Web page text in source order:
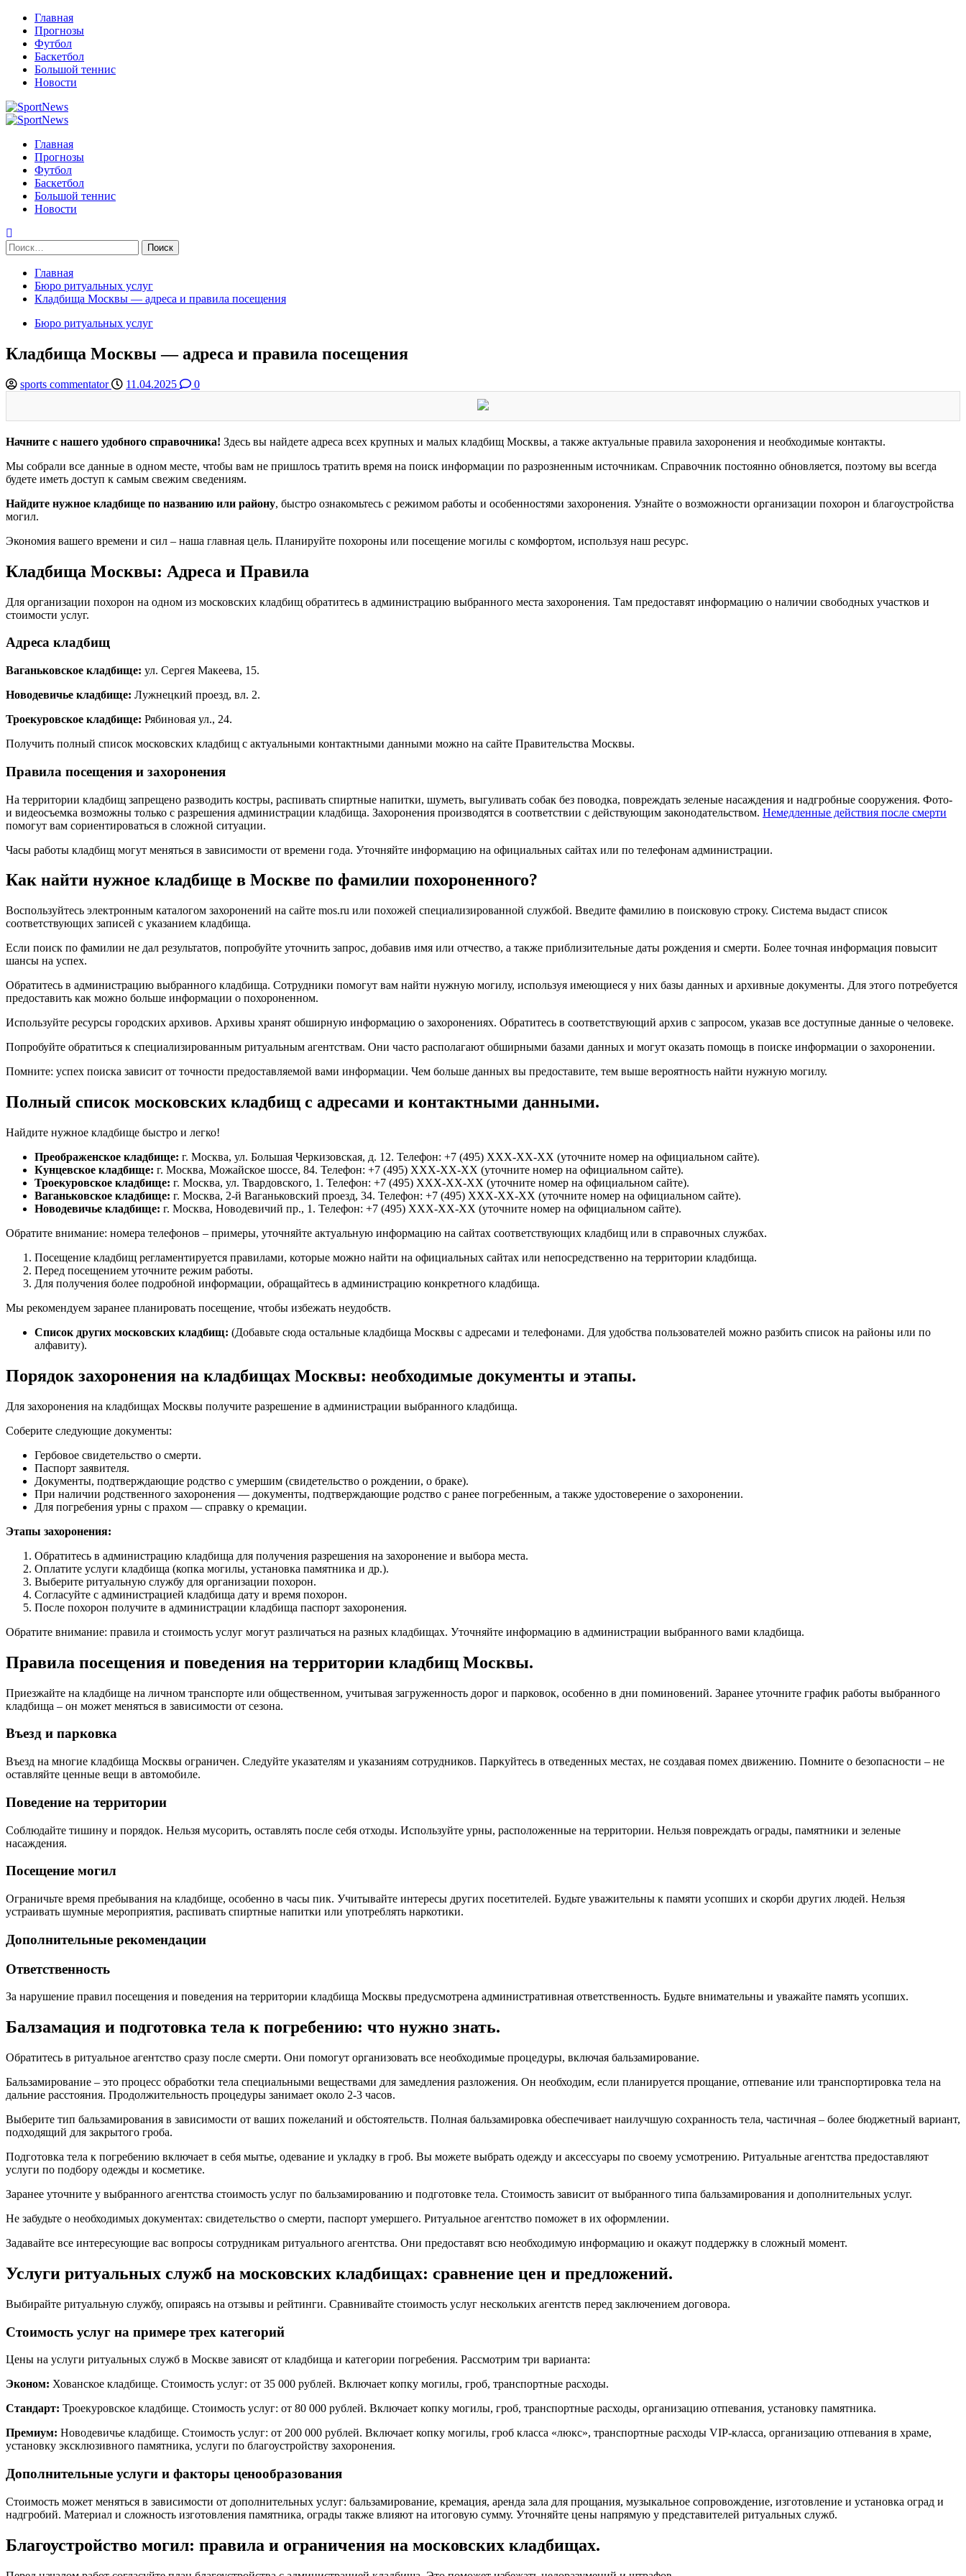
Перейти
содержимому
Главная
Прогнозы
Футбол
Баскетбол
Большой теннис
Новости
Primary
Главная
Прогнозы
Футбол
Баскетбол
Большой теннис
Новости
Найти:
Главная
Бюро ритуальных услуг
Кладбища Москвы — адреса и правила посещения
Бюро ритуальных услуг
Кладбища Москвы — адреса и правила посещения
sports commentator 11.04.2025 0
Начните с нашего удобного справочника! Здесь вы найдете адреса всех крупных и малых кладбищ Москвы, а также актуальные правила захоронения и необходимые контакты.
Мы собрали все данные в одном месте, чтобы вам не пришлось тратить время на поиск информации по разрозненным источникам. Справочник постоянно обновляется, поэтому вы всегда
будете иметь доступ к самым свежим сведениям.
Найдите нужное кладбище по названию или району, быстро ознакомьтесь с режимом работы и особенностями захоронения. Узнайте о возможности организации похорон и благоустройства
могил.
Экономия вашего времени и сил – наша главная цель. Планируйте похороны или посещение могилы с комфортом, используя наш ресурс.
Кладбища Москвы: Адреса и Правила
Для организации похорон на одном из московских кладбищ обратитесь в администрацию выбранного места захоронения. Там предоставят информацию о наличии свободных участков и
стоимости услуг.
Адреса кладбищ
Ваганьковское кладбище: ул. Сергея Макеева, 15.
Новодевичье кладбище: Лужнецкий проезд, вл. 2.
Троекуровское кладбище: Рябиновая ул., 24.
Получить полный список московских кладбищ с актуальными контактными данными можно на сайте Правительства Москвы.
Правила посещения и захоронения
На территории кладбищ запрещено разводить костры, распивать спиртные напитки, шуметь, выгуливать собак без поводка, повреждать зеленые насаждения и надгробные сооружения. Фото-
и видеосъемка возможны только с разрешения администрации кладбища. Захоронения производятся в соответствии с действующим законодательством. Немедленные действия после смерти
помогут вам сориентироваться в сложной ситуации.
Часы работы кладбищ могут меняться в зависимости от времени года. Уточняйте информацию на официальных сайтах или по телефонам администрации.
Как найти нужное кладбище в Москве по фамилии похороненного?
Воспользуйтесь электронным каталогом захоронений на сайте mos.ru или похожей специализированной службой. Введите фамилию в поисковую строку. Система выдаст список
соответствующих записей с указанием кладбища.
Если поиск по фамилии не дал результатов, попробуйте уточнить запрос, добавив имя или отчество, а также приблизительные даты рождения и смерти. Более точная информация повысит
шансы на успех.
Обратитесь в администрацию выбранного кладбища. Сотрудники помогут вам найти нужную могилу, используя имеющиеся у них базы данных и архивные документы. Для этого потребуется
предоставить как можно больше информации о похороненном.
Используйте ресурсы городских архивов. Архивы хранят обширную информацию о захоронениях. Обратитесь в соответствующий архив с запросом, указав все доступные данные о человеке.
Попробуйте обратиться к специализированным ритуальным агентствам. Они часто располагают обширными базами данных и могут оказать помощь в поиске информации о захоронении.
Помните: успех поиска зависит от точности предоставляемой вами информации. Чем больше данных вы предоставите, тем выше вероятность найти нужную могилу.
Полный список московских кладбищ с адресами и контактными данными.
Найдите нужное кладбище быстро и легко!
Преображенское кладбище: г. Москва, ул. Большая Черкизовская, д. 12. Телефон: +7 (495) XXX-XX-XX (уточните номер на официальном сайте).
Кунцевское кладбище: г. Москва, Можайское шоссе, 84. Телефон: +7 (495) XXX-XX-XX (уточните номер на официальном сайте).
Троекуровское кладбище: г. Москва, ул. Твардовского, 1. Телефон: +7 (495) XXX-XX-XX (уточните номер на официальном сайте).
Ваганьковское кладбище: г. Москва, 2-й Ваганьковский проезд, 34. Телефон: +7 (495) XXX-XX-XX (уточните номер на официальном сайте).
Новодевичье кладбище: г. Москва, Новодевичий пр., 1. Телефон: +7 (495) XXX-XX-XX (уточните номер на официальном сайте).
Обратите внимание: номера телефонов – примеры, уточняйте актуальную информацию на сайтах соответствующих кладбищ или в справочных службах.
Посещение кладбищ регламентируется правилами, которые можно найти на официальных сайтах или непосредственно на территории кладбища.
Перед посещением уточните режим работы.
Для получения более подробной информации, обращайтесь в администрацию конкретного кладбища.
Мы рекомендуем заранее планировать посещение, чтобы избежать неудобств.
Список других московских кладбищ: (Добавьте сюда остальные кладбища Москвы с адресами и телефонами. Для удобства пользователей можно разбить список на районы или по
алфавиту).
Порядок захоронения на кладбищах Москвы: необходимые документы и этапы.
Для захоронения на кладбищах Москвы получите разрешение в администрации выбранного кладбища.
Соберите следующие документы:
Гербовое свидетельство о смерти.
Паспорт заявителя.
Документы, подтверждающие родство с умершим (свидетельство о рождении, о браке).
При наличии родственного захоронения — документы, подтверждающие родство с ранее погребенным, а также удостоверение о захоронении.
Для погребения урны с прахом — справку о кремации.
Этапы захоронения:
Обратитесь в администрацию кладбища для получения разрешения на захоронение и выбора места.
Оплатите услуги кладбища (копка могилы, установка памятника и др.).
Выберите ритуальную службу для организации похорон.
Согласуйте с администрацией кладбища дату и время похорон.
После похорон получите в администрации кладбища паспорт захоронения.
Обратите внимание: правила и стоимость услуг могут различаться на разных кладбищах. Уточняйте информацию в администрации выбранного вами кладбища.
Правила посещения и поведения на территории кладбищ Москвы.
Приезжайте на кладбище на личном транспорте или общественном, учитывая загруженность дорог и парковок, особенно в дни поминовений. Заранее уточните график работы выбранного
кладбища – он может меняться в зависимости от сезона.
Въезд и парковка
Въезд на многие кладбища Москвы ограничен. Следуйте указателям и указаниям сотрудников. Паркуйтесь в отведенных местах, не создавая помех движению. Помните о безопасности – не
оставляйте ценные вещи в автомобиле.
Поведение на территории
Соблюдайте тишину и порядок. Нельзя мусорить, оставлять после себя отходы. Используйте урны, расположенные на территории. Нельзя повреждать ограды, памятники и зеленые
насаждения.
Посещение могил
Ограничьте время пребывания на кладбище, особенно в часы пик. Учитывайте интересы других посетителей. Будьте уважительны к памяти усопших и скорби других людей. Нельзя
устраивать шумные мероприятия, распивать спиртные напитки или употреблять наркотики.
Дополнительные рекомендации
Ответственность
За нарушение правил посещения и поведения на территории кладбища Москвы предусмотрена административная ответственность. Будьте внимательны и уважайте память усопших.
Балзамация и подготовка тела к погребению: что нужно знать.
Обратитесь в ритуальное агентство сразу после смерти. Они помогут организовать все необходимые процедуры, включая бальзамирование.
Бальзамирование – это процесс обработки тела специальными веществами для замедления разложения. Он необходим, если планируется прощание, отпевание или транспортировка тела на
дальние расстояния. Продолжительность процедуры занимает около 2-3 часов.
Выберите тип бальзамирования в зависимости от ваших пожеланий и обстоятельств. Полная бальзамировка обеспечивает наилучшую сохранность тела, частичная – более бюджетный вариант,
подходящий для закрытого гроба.
Подготовка тела к погребению включает в себя мытье, одевание и укладку в гроб. Вы можете выбрать одежду и аксессуары по своему усмотрению. Ритуальные агентства предоставляют
услуги по подбору одежды и косметике.
Заранее уточните у выбранного агентства стоимость услуг по бальзамированию и подготовке тела. Стоимость зависит от выбранного типа бальзамирования и дополнительных услуг.
Не забудьте о необходимых документах: свидетельство о смерти, паспорт умершего. Ритуальное агентство поможет в их оформлении.
Задавайте все интересующие вас вопросы сотрудникам ритуального агентства. Они предоставят всю необходимую информацию и окажут поддержку в сложный момент.
Услуги ритуальных служб на московских кладбищах: сравнение цен и предложений.
Выбирайте ритуальную службу, опираясь на отзывы и рейтинги. Сравнивайте стоимость услуг нескольких агентств перед заключением договора.
Стоимость услуг на примере трех категорий
Цены на услуги ритуальных служб в Москве зависят от кладбища и категории погребения. Рассмотрим три варианта:
Эконом: Хованское кладбище. Стоимость услуг: от 35 000 рублей. Включает копку могилы, гроб, транспортные расходы.
Стандарт: Троекуровское кладбище. Стоимость услуг: от 80 000 рублей. Включает копку могилы, гроб, транспортные расходы, организацию отпевания, установку памятника.
Премиум: Новодевичье кладбище. Стоимость услуг: от 200 000 рублей. Включает копку могилы, гроб класса «люкс», транспортные расходы VIP-класса, организацию отпевания в храме,
установку эксклюзивного памятника, услуги по благоустройству захоронения.
Дополнительные услуги и факторы ценообразования
Стоимость может меняться в зависимости от дополнительных услуг: бальзамирование, кремация, аренда зала для прощания, музыкальное сопровождение, изготовление и установка оград и
надгробий. Материал и сложность изготовления памятника, ограды также влияют на итоговую сумму. Уточняйте цены напрямую у представителей ритуальных служб.
Благоустройство могил: правила и ограничения на московских кладбищах.